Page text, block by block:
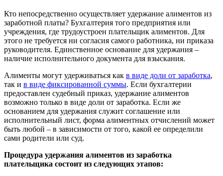
Кто непосредственно осуществляет удержание алиментов из
заработной платы? Бухгалтерия того предприятия или
учреждения, где трудоустроен плательщик алиментов. Для
этого не требуется ни согласия самого работника, ни приказа
руководителя. Единственное основание для удержания –
наличие исполнительного документа для взыскания.
Алименты могут удерживаться как в виде доли от заработка,
так и в виде фиксированной суммы. Если бухгалтерии
предоставлен судебный приказ, удержание алиментов
возможно только в виде доли от заработка. Если же
основанием для удержания служит соглашение или
исполнительный лист, форма алиментных отчислений может
быть любой – в зависимости от того, какой ее определили
сами родители или суд.
Процедура удержания алиментов из заработка
плательщика состоит из следующих этапов: